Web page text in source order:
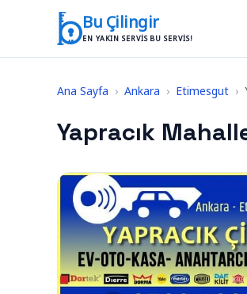
İçeriğe geç
Bu Çilingir
EN YAKIN SERVIS BU SERVIS!
Ana Sayfa › Ankara › Etimesgut ›
Yapracık